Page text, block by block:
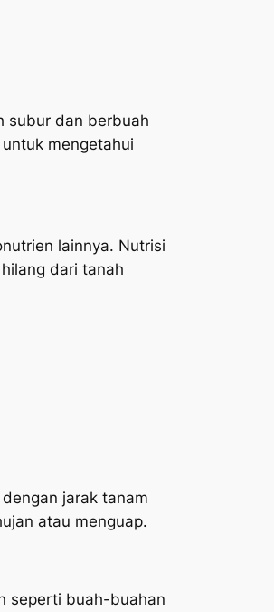
subur dan berbuah
mengetahui
lainnya. Nutrisi
dari tanah
jarak tanam
atau menguap.
seperti buah-buahan